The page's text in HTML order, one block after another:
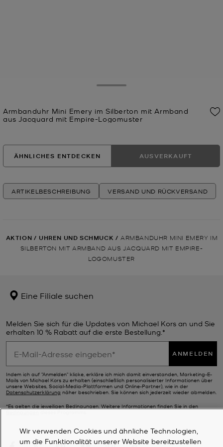
Armbanduhr Mini Emery im Silberton mit Armband
aus Jacquard mit Empire-Logomuster
ÄHNLICHES ENTDECKEN AUSVERKAUFT
ARTIKELBESCHREIBUNG VERSAND UND RÜCKVERSAND
AKTION / UHREN UND SCHMUCK / ARMBANDUHR MINI EMERY IM
SILBERTON MIT ARMBAND AUS JACQUARD MIT EMPIRE-
LOGOMUSTER
Eine Filiale suchen
Melden Sie sich für die Updates von Michael Kors an und Sie
erhalten 10 % Rabatt auf die erste Bestellung.*
ANMELDEN
Indem ich auf "Anmelden" klicke, erkläre ich mich damit einverstanden, Marketing-E-
Mails von Michael Kors zu erhalten (einschließlich personalisierter Informationen über
unsere Websites, Social-Media-Plattformen und Online-Partner), wie in der
Datenschutzerklärung näher beschrieben. Sie können sich jederzeit wieder abmelden.
*Es gelten die jeweiligen Bedingungen. Weitere Informationen finden Sie in den
Wir verwenden Cookies und ähnliche Technologien,
um die Funktionalität unserer Website bereitzustellen